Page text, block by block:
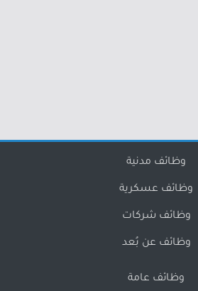
وظائف مدنية
وظائف عسكرية
وظائف شركات
وظائف عن بُعد
وظائف عامة